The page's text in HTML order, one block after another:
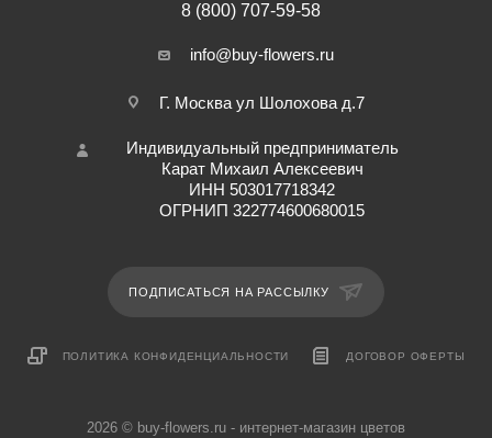
8 (800) 707-59-58
info@buy-flowers.ru
Г. Москва ул Шолохова д.7
Индивидуальный предприниматель
Карат Михаил Алексеевич
ИНН 503017718342
ОГРНИП 322774600680015
ПОДПИСАТЬСЯ НА РАССЫЛКУ
ПОЛИТИКА КОНФИДЕНЦИАЛЬНОСТИ ДОГОВОР ОФЕРТЫ
2026 © buy-flowers.ru - интернет-магазин цветов